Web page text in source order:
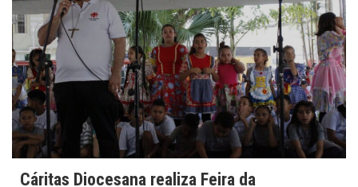
Cáritas Diocesana realiza Feira da